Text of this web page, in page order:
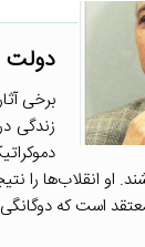
دولت
برخی
زندگی
او انقلاب‌ها را
است که